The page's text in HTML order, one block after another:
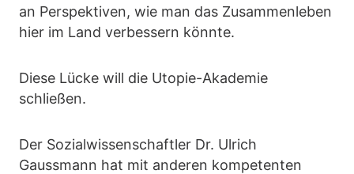
an Perspektiven, wie man das Zusammenleben
hier im Land verbessern könnte.
Diese Lücke will die Utopie-Akademie
schließen.
Der Sozialwissenschaftler Dr. Ulrich
Gaussmann hat mit anderen kompetenten